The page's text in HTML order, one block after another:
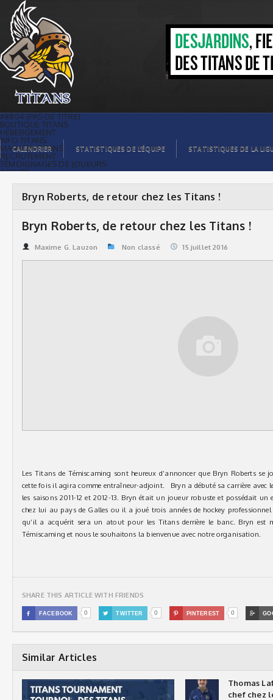
Bryn Roberts, de retour chez les Titans
! | Titans de témiscaming
#8804 (PAS DE TITRE)
BOUTIQUE TITANS
HÉBERGEMENT
INFO TITANS
MAGASIN TITANS
RECRUTEMENT
TÉMOIGNAGES DE JOUEURS
ACCUEIL
GALERIE PHOTOS
STATISTIQUES
ORGANISATION
CALENDRIER
GALERIE VIDÉOS
COMMANDITAIRES
STATISTIQUES DE LA LIGUE
CALENDRIER STATISTIQUES DE L’ÉQUIPE STATISTIQUES DE LA
Bryn Roberts, de retour chez les Titans !
Bryn Roberts, de retour chez les Titans !
Maxime G. Lauzon Non classé 15.juillet 2016
Les Titans de Témiscaming sont heureux d’annoncer que Bryn Roberts se
cette fois il agira comme entraîneur-adjoint. Bryn a débuté sa carrière avec
les saisons 2011-12 et 2012-13. Bryn était un joueur robuste et possédait un
chez lui au pays de Galles ou il a joué trois années de hockey professionnel
qu’il a acquérit sera un atout pour les Titans derrière le banc. Bryn est
Témiscaming et nous le souhaitons la bienvenue avec notre organisation.
SHARE THIS ARTICLE WITH FRIENDS
 FACEBOOK 0  TWITTER 0  PINTEREST 0 
Similar Articles
Thomas
chef chez